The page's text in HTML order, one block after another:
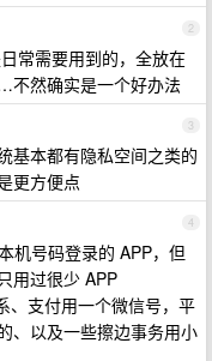
2
常需要用到的，全放在
不然确实是一个好办法
3
基本都有隐私空间之类的
更方便点
4
机号码登录的 APP，但
用过很少 APP
、支付用一个微信号，平
、以及一些擦边事务用小